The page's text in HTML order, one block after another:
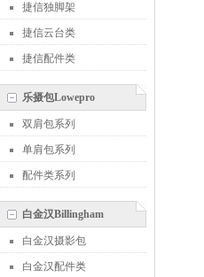
捷信独脚架
捷信云台类
捷信配件类
乐摄包Lowepro
双肩包系列
单肩包系列
配件类系列
白金汉Billingham
白金汉摄影包
白金汉配件类